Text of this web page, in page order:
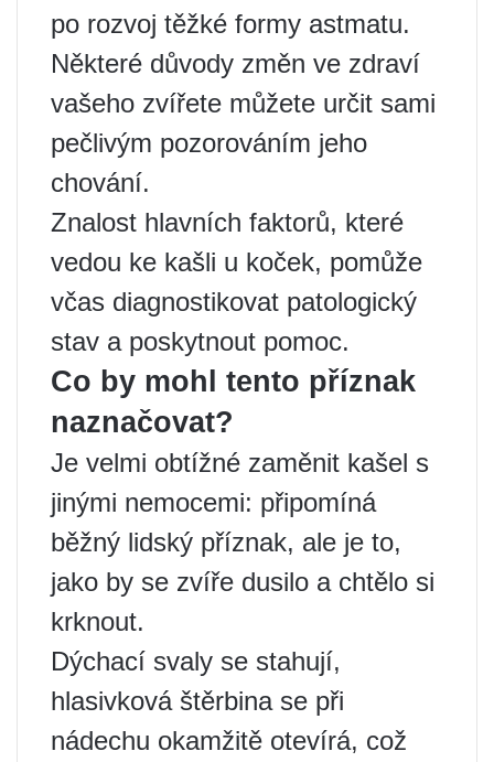
po rozvoj těžké formy astmatu.
Některé důvody změn ve zdraví
vašeho zvířete můžete určit sami
pečlivým pozorováním jeho
chování.
Znalost hlavních faktorů, které
vedou ke kašli u koček, pomůže
včas diagnostikovat patologický
stav a poskytnout pomoc.
Co by mohl tento příznak
naznačovat?
Je velmi obtížné zaměnit kašel s
jinými nemocemi: připomíná
běžný lidský příznak, ale je to,
jako by se zvíře dusilo a chtělo si
krknout.
Dýchací svaly se stahují,
hlasivková štěrbina se při
nádechu okamžitě otevírá, což